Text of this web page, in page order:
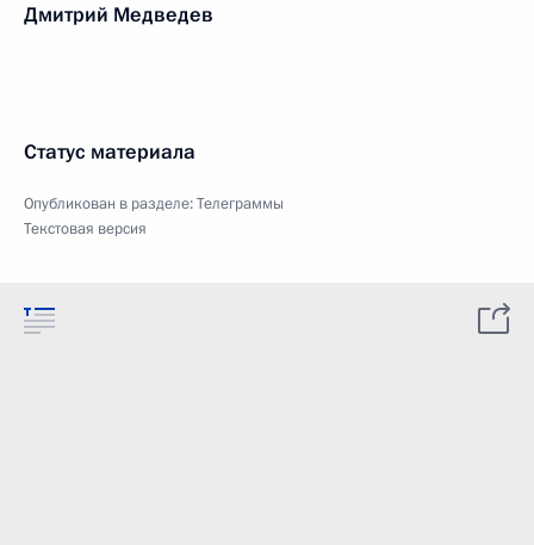
Дмитрий Медведев
Статус материала
Опубликован в разделе:Телеграммы
Текстовая версия